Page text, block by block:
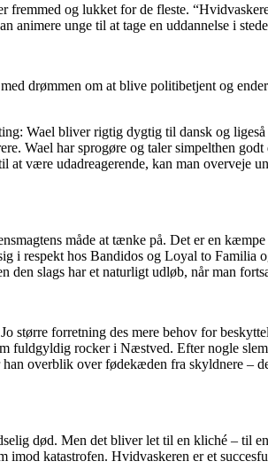
og lukket for de fleste.
unge til at tage en uddannelse i
drømmen om at blive politibetjent og
Wael bliver rigtig dygtig til dansk og
Wael har sprogøre og taler simpelthen
være udadreagerende, kan man overveje
måde at tænke på. Det er en
respekt hos Bandidos og Loyal to Familia
den slags har et naturligt udløb, når man
forretning des mere behov for
fuldgyldig rocker i Næstved. Efter nogle
overblik over fødekæden fra skyldnere –
død. Men det bliver let til en kliché – til
katastrofen. Hvidvaskeren er et